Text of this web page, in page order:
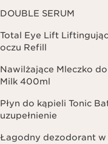
DOUBLE SERUM
Total Eye Lift
oczu Refill
Nawilżające Mleczko
Milk 400ml
Płyn do kąpieli Tonic
uzupełnienie
Łagodny dezodorant w